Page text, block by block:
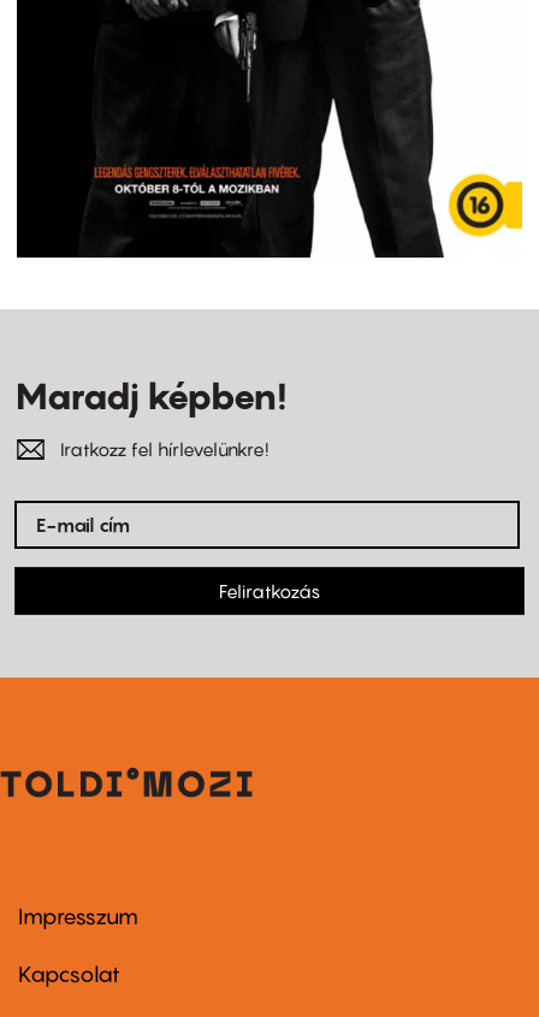
Maradj képben!
Iratkozz fel hírlevelünkre!
Feliratkozás
Footer
first
Impresszum
Kapcsolat